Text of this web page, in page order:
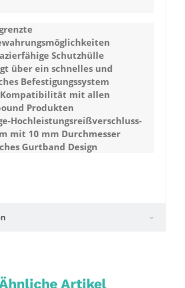
Schutzhülle
über ein schnelles und
Befestigungssystem
mit allen
Produkten
Hochleistungsreißverschluss-
mit 10 mm Durchmesser
Gurtband Design
Artikel